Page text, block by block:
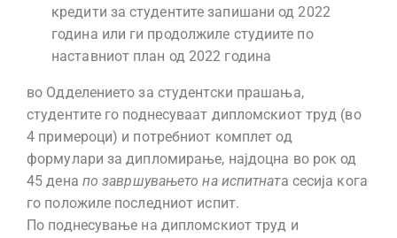
кредити за студентите запишани од 2022
година или ги продолжиле студиите по
наставниот план од 2022 година
во Одделението за студентски прашања,
студентите го поднесуваат дипломскиот труд (во
4 примероци) и потребниот комплет од
формулари за дипломирање, најдоцна во рок од
45 дена по завршувањето на испитната сесија кога
го положиле последниот испит.
По поднесување на дипломскиот труд и